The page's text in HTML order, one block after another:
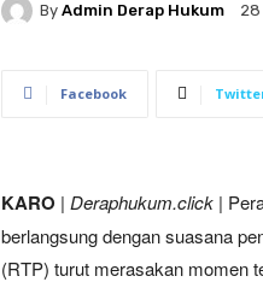
By Admin Derap Hukum 28
Facebook
KARO | Deraphukum.click |
berlangsung dengan suasana
(RTP) turut merasakan momen